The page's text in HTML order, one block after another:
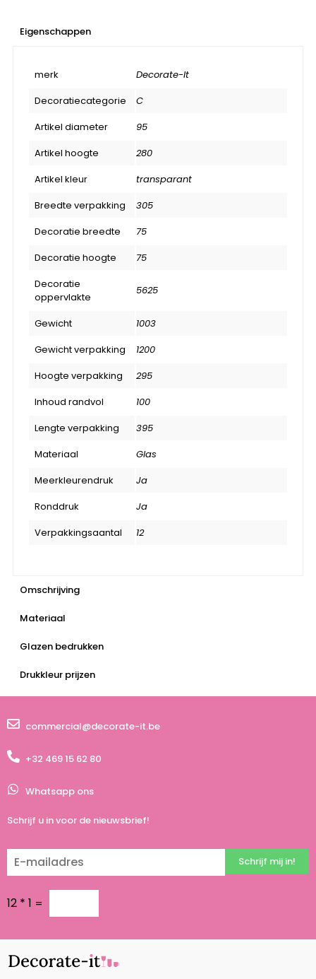
Eigenschappen
merk
Decorate-It
Decoratiecategorie
C
Artikel diameter
95
Artikel hoogte
280
Artikel kleur
transparant
Breedte verpakking
305
Decoratie breedte
75
Decoratie hoogte
75
Decoratie
oppervlakte
5625
Gewicht
1003
Gewicht verpakking
1200
Hoogte verpakking
295
Inhoud randvol
100
Lengte verpakking
395
Materiaal
Glas
Meerkleurendruk
Ja
Ronddruk
Ja
Verpakkingsaantal
12
Omschrijving
Materiaal
Glazen bedrukken
Drukkleur prijzen
commercial@decorate-it.be
+32 469 15 62 80
Whatsapp ons
Schrijf u in voor de nieuwsbrief!
12 * 1 =
Schrijf mij in!